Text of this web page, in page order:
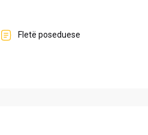
Fletë poseduese